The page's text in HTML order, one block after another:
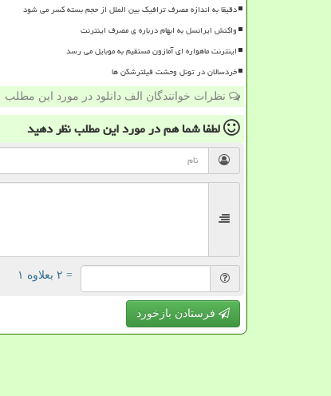
دقیقا به اندازه مصرف ترافیک بین الملل از حجم بسته کسر می شود
واکنش ایرانسل به ابهام درباره ی مصرف اینترنت
اینترنت ماهواره ای آمازون مستقیم به موبایل می رسد
خردسالان در تونل وحشت فیلترشکن ها
نظرات خوانندگان الف دانلود در مورد این مطلب
لطفا شما همدر مورد این مطلبنظر دهید
= ۲ بعلاوه ۱
فرستادن بازخورد